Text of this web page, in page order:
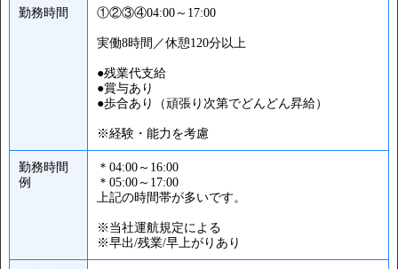
勤務時間 ①②③④04:00～17:00
実働8時間／休憩120分以上
●残業代支給
●賞与あり
●歩合あり（頑張り次第でどんどん昇給）
※経験・能力を考慮
勤務時間
例
＊04:00～16:00
＊05:00～17:00
上記の時間帯が多いです。
※当社運航規定による
※早出/残業/早上がりあり